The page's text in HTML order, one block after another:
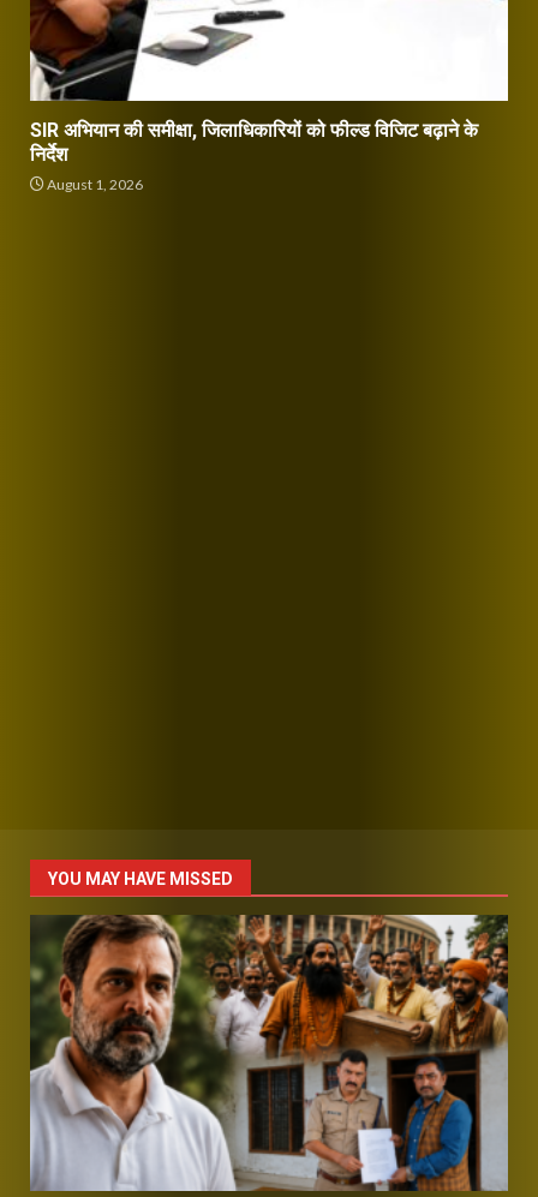
SIR अभियान की समीक्षा, जिलाधिकारियों को फील्ड विजिट बढ़ाने के
निर्देश
August 1, 2026
YOU MAY HAVE MISSED